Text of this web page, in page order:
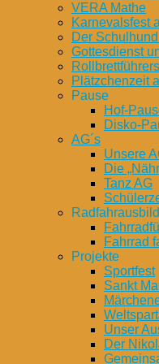
VERA Mathe
Karnevalsfest
Der
Gottesdienst
Plätzchenzeit
Pause
Hof-
Disko-
AG´s
Unsere
Die
Tanz AG
Fahrrad
Projekte
Sportfest
Sankt
Unser
Der